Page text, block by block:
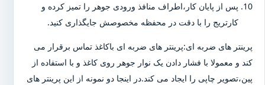
پس از پایان کار،اطراف منافذ ورودی جوهر را تمیز کرده و
کارتریج را با دقت در محفظه مخصوصش جایگذاری کنید.
پرینتر های ضربه ای:پرینتر های ضربه ای باکاغذ تماس برقرار می
کند و معمولا با فشار دادن یک نوار جوهر روی کاغذ و با استفاده از
پین،تصویر چاپی را ایجاد می کند.در اینجا دو نمونه از این پرینتر های